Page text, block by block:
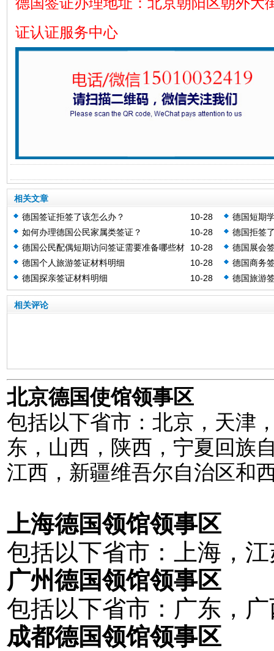
证认证服务中心
相关文章
10-28
德国签证拒签了该怎么办？
德国短期
10-28
如何办理德国公民家属类签证？
德国拒签
10-28
德国公民配偶短期访问签证需要准备哪些材
料？
德国展会
10-28
德国个人旅游签证材料明细
德国商务
10-28
德国探亲签证材料明细 德国旅游
相关评论
北京德国使馆领事区
包括以下省市：北京，天津
东，山西，陕西，宁夏回族
江西，新疆维吾尔自治区和
上海德国领馆领事区
包括以下省市：上海，
广州德国领馆领事区
包括以下省市：广东，
成都德国领馆领事区